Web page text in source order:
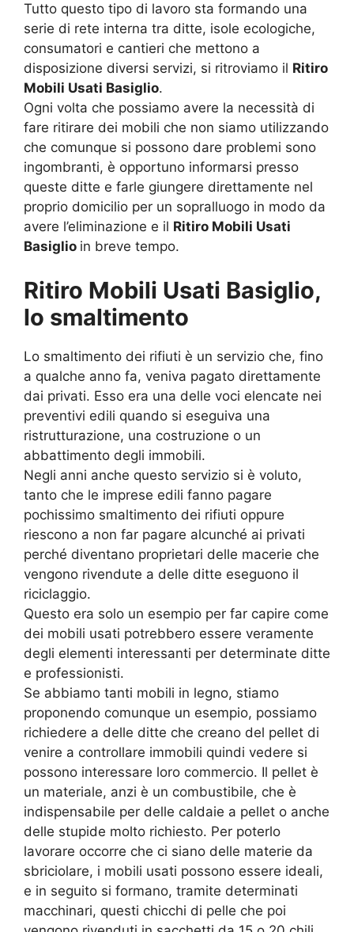
Tutto questo tipo di lavoro sta formando una
serie di rete interna tra ditte, isole ecologiche,
consumatori e cantieri che mettono a
disposizione diversi servizi, si ritroviamo il Ritiro
Mobili Usati Basiglio.
Ogni volta che possiamo avere la necessità di
fare ritirare dei mobili che non siamo utilizzando
che comunque si possono dare problemi sono
ingombranti, è opportuno informarsi presso
queste ditte e farle giungere direttamente nel
proprio domicilio per un sopralluogo in modo da
avere l’eliminazione e il Ritiro Mobili Usati
Basiglio in breve tempo.
Ritiro Mobili Usati Basiglio,
lo smaltimento
Lo smaltimento dei rifiuti è un servizio che, fino
a qualche anno fa, veniva pagato direttamente
dai privati. Esso era una delle voci elencate nei
preventivi edili quando si eseguiva una
ristrutturazione, una costruzione o un
abbattimento degli immobili.
Negli anni anche questo servizio si è voluto,
tanto che le imprese edili fanno pagare
pochissimo smaltimento dei rifiuti oppure
riescono a non far pagare alcunché ai privati
perché diventano proprietari delle macerie che
vengono rivendute a delle ditte eseguono il
riciclaggio.
Questo era solo un esempio per far capire come
dei mobili usati potrebbero essere veramente
degli elementi interessanti per determinate ditte
e professionisti.
Se abbiamo tanti mobili in legno, stiamo
proponendo comunque un esempio, possiamo
richiedere a delle ditte che creano del pellet di
venire a controllare immobili quindi vedere si
possono interessare loro commercio. Il pellet è
un materiale, anzi è un combustibile, che è
indispensabile per delle caldaie a pellet o anche
delle stupide molto richiesto. Per poterlo
lavorare occorre che ci siano delle materie da
sbriciolare, i mobili usati possono essere ideali,
e in seguito si formano, tramite determinati
macchinari, questi chicchi di pelle che poi